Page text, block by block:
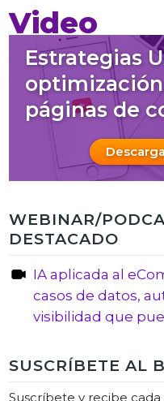
Video
Estrategias
optimización
páginas de
WEBINAR/
DESTACADO
IA aplicada al
casos de datos,
visibilidad que
SUSCRÍBETE AL
Suscríbete y recibe